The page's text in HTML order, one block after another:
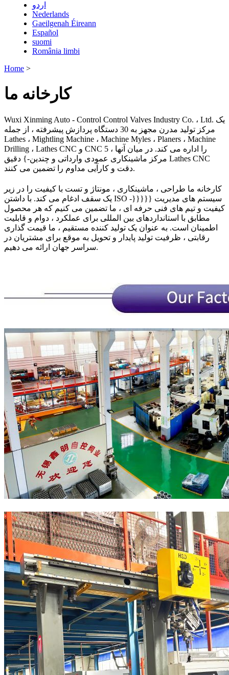
اردو
Nederlands
Gaeilgenah Éireann
Español
suomi
România limbi
Home >
کارخانه ما
Wuxi Xinming Auto - Control Control Valves Industry Co. ، Ltd. یک
مرکز تولید مدرن مجهز به 30 دستگاه پردازش پیشرفته ، از جمله
Lathes ، Mightling Machine ، Machine Myles ، Planers ، Machine
Drilling ، Lathes CNC و CNC را اداره می کند. در میان آنها ، 5
مرکز ماشینکاری عمودی وارداتی و چندین-} دقیق Lathes CNC
دقت و کارآیی مداوم را تضمین می کنند.
کارخانه ما طراحی ، ماشینکاری ، مونتاژ و تست با کیفیت را در زیر
یک سقف ادغام می کند. با داشتن ISO -}}}}} سیستم های مدیریت
کیفیت و تیم های فنی حرفه ای ، ما تضمین می کنیم که هر محصول
مطابق با استانداردهای بین المللی برای عملکرد ، دوام و قابلیت
اطمینان است. به عنوان یک تولید کننده مستقیم ، ما قیمت گذاری
رقابتی ، ظرفیت تولید پایدار و تحویل به موقع برای مشتریان در
سراسر جهان ارائه می دهیم.